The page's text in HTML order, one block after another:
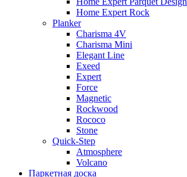
Home Expert Rock
Planker
Charisma 4V
Charisma Mini
Elegant Line
Exeed
Expert
Force
Magnetic
Rockwood
Rococo
Stone
Quick-Step
Atmosphere
Volcano
Паркетная доска